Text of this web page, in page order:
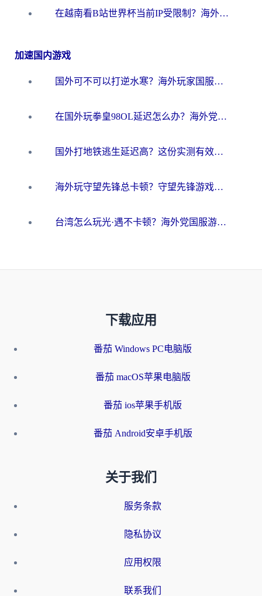
在越南看B站世界杯当前IP受限制？海外党体育观赛终极指南来了
加速国内游戏
国外可不可以打逆水寒？海外玩家国服畅玩终极指南（附漫威荒野乱斗加速方案）
在国外玩拳皇98OL延迟怎么办？海外党亲测有效的低延迟指南
国外打地铁逃生延迟高？这份实测有效的低延迟指南帮你吃鸡
海外玩守望先锋总卡顿？守望先锋游戏加速器在哪里买&避坑指南（附欧洲非洲游戏实测）
台湾怎么玩光·遇不卡顿？海外党国服游戏加速终极攻略（附实测体验）
下载应用
番茄 Windows PC电脑版
番茄 macOS苹果电脑版
番茄 ios苹果手机版
番茄 Android安卓手机版
关于我们
服务条款
隐私协议
应用权限
联系我们